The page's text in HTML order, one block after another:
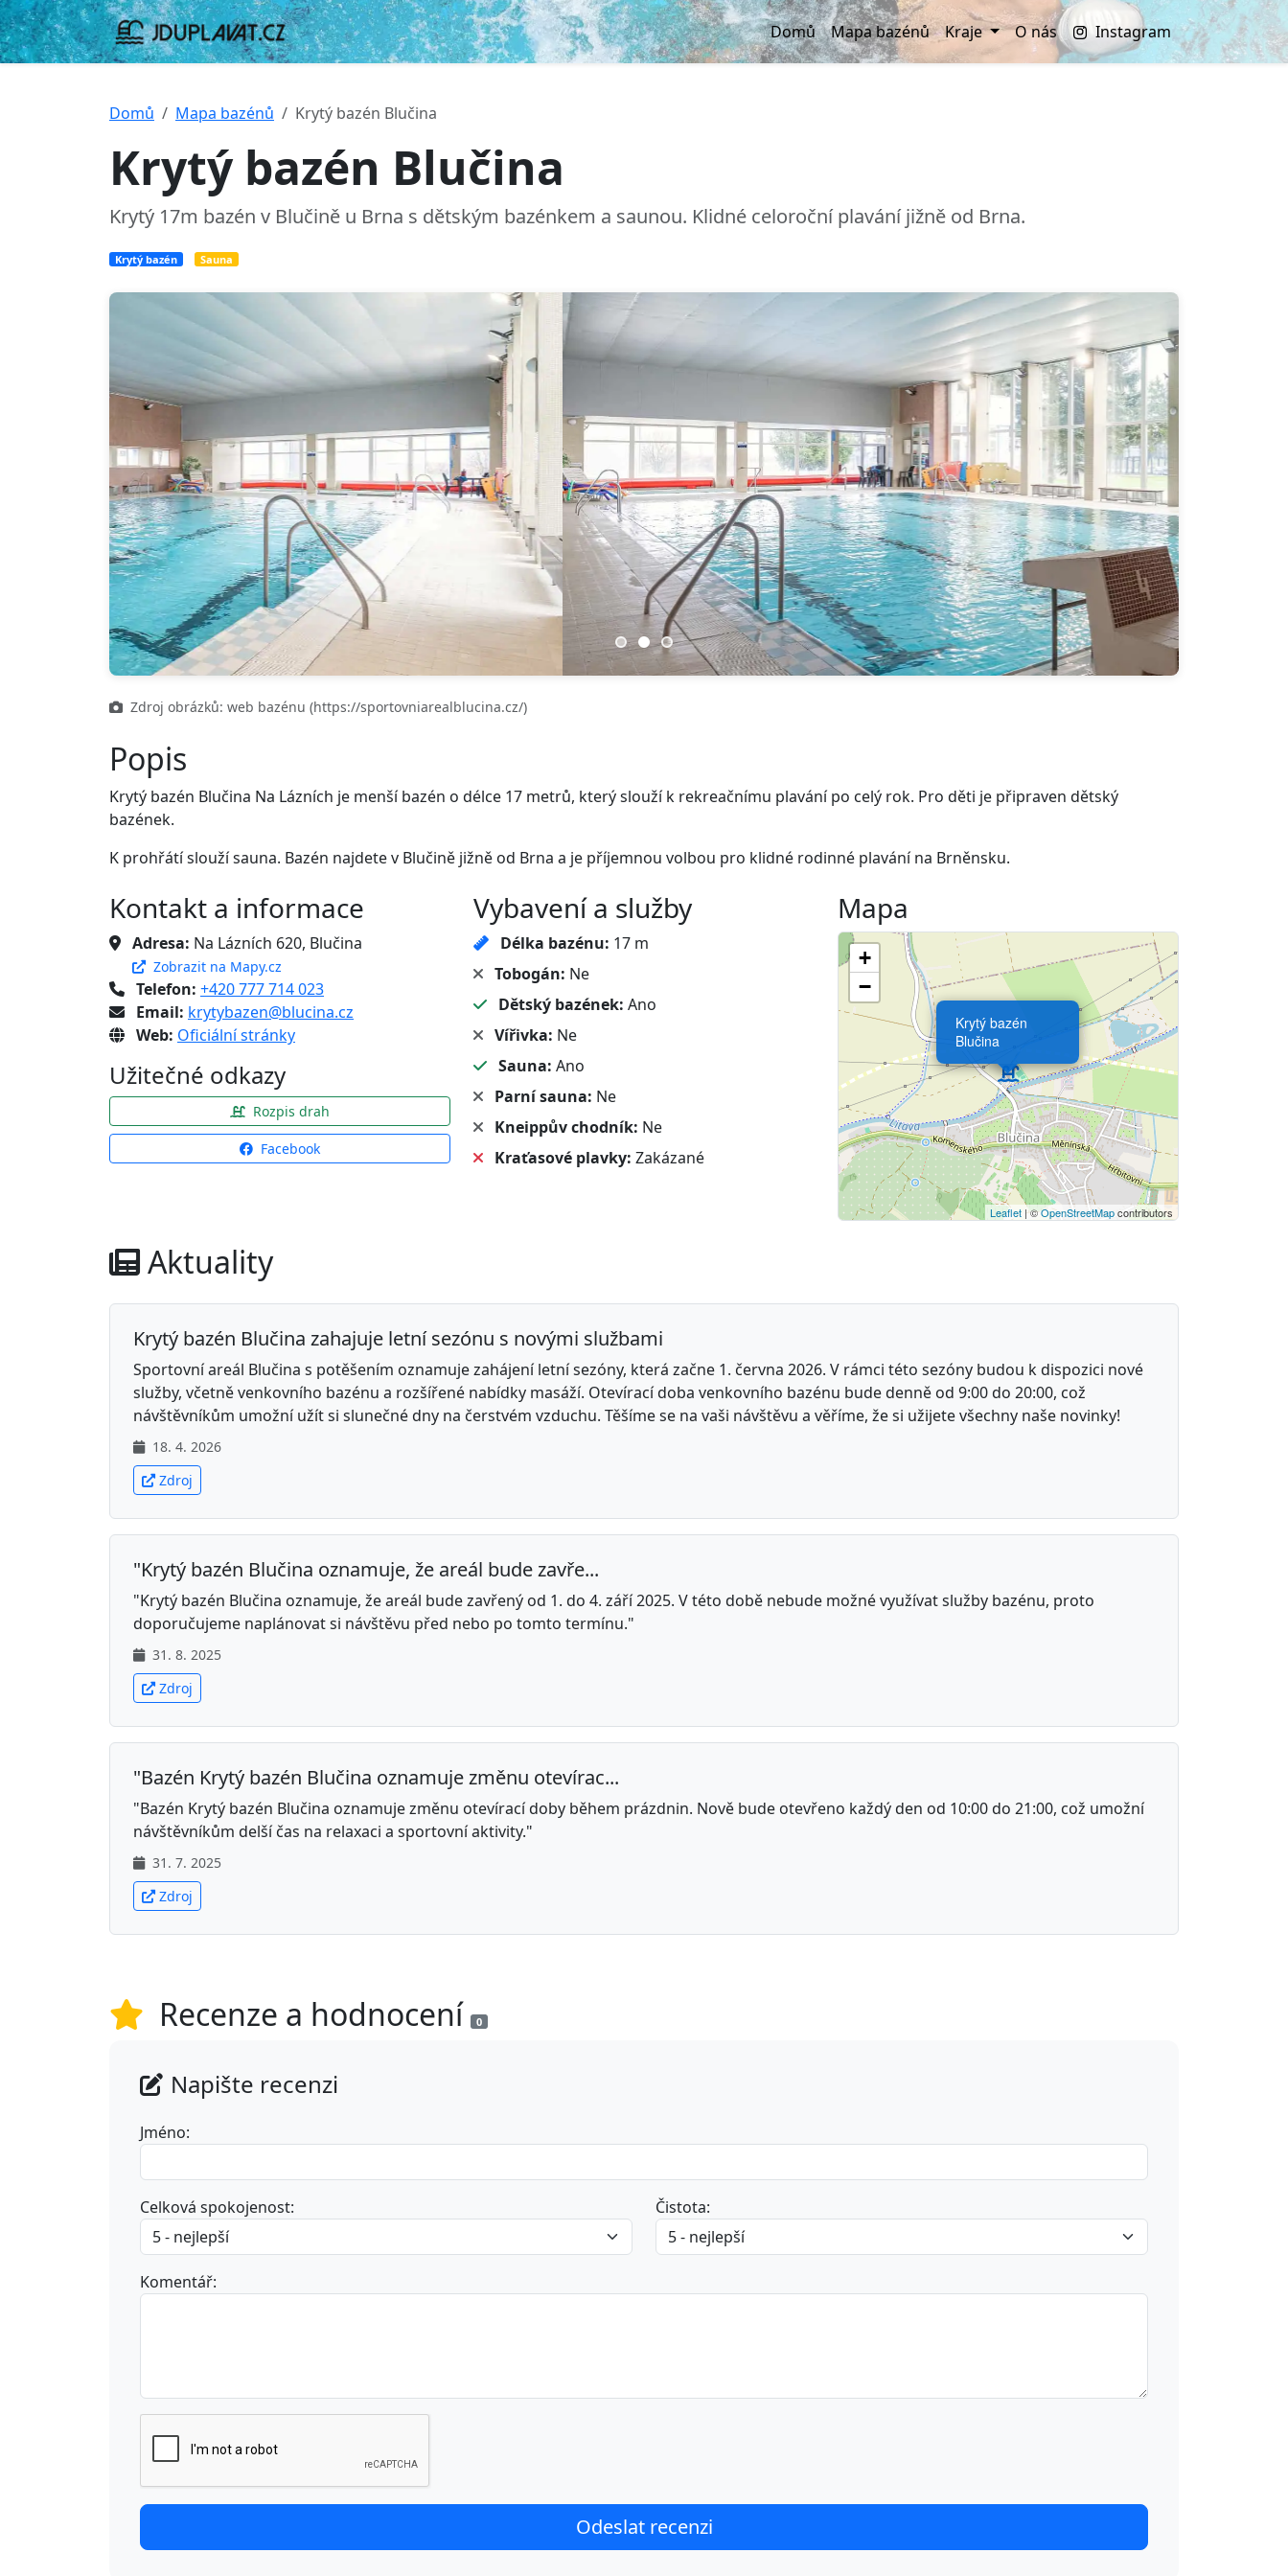
Domů Mapa bazénů Kraje O nás Instagram
Domů Mapa bazénů Krytý bazén Blučina
Krytý bazén Blučina
Krytý 17m bazén v Blučině u Brna s dětským bazénkem a saunou. Klidné celoroční plavání jižně od Brna.
Krytý bazén Sauna
Zdroj obrázků: web bazénu (https://sportovniarealblucina.cz/)
Popis
Krytý bazén Blučina Na Lázních je menší bazén o délce 17 metrů, který slouží k rekreačnímu plavání po celý rok. Pro děti je připraven dětský
bazének.
K prohřátí slouží sauna. Bazén najdete v Blučině jižně od Brna a je příjemnou volbou pro klidné rodinné plavání na Brněnsku.
Kontakt a informace
Adresa: Na Lázních 620, Blučina
Zobrazit na Mapy.cz
Telefon: +420 777 714 023
Email: krytybazen@blucina.cz
Web: Oficiální stránky
Užitečné odkazy
Rozpis drah
Facebook
Vybavení a služby
Délka bazénu: 17 m
Tobogán: Ne
Dětský bazének: Ano
Vířivka: Ne
Sauna: Ano
Parní sauna: Ne
Kneippův chodník: Ne
Kraťasové plavky: Zakázané
Mapa
Krytý bazén
Blučina
+
−
Leaflet | ©OpenStreetMapcontributors
Aktuality
Krytý bazén Blučina zahajuje letní sezónu s novými službami
Sportovní areál Blučina s potěšením oznamuje zahájení letní sezóny, která začne 1. června 2026. V rámci této sezóny budou k dispozici nové
služby, včetně venkovního bazénu a rozšířené nabídky masáží. Otevírací doba venkovního bazénu bude denně od 9:00 do 20:00, což
návštěvníkům umožní užít si slunečné dny na čerstvém vzduchu. Těšíme se na vaši návštěvu a věříme, že si užijete všechny naše novinky!
18. 4. 2026
Zdroj
"Krytý bazén Blučina oznamuje, že areál bude zavře...
"Krytý bazén Blučina oznamuje, že areál bude zavřený od 1. do 4. září 2025. V této době nebude možné využívat služby bazénu, proto
doporučujeme naplánovat si návštěvu před nebo po tomto termínu."
31. 8. 2025
Zdroj
"Bazén Krytý bazén Blučina oznamuje změnu otevírac...
"Bazén Krytý bazén Blučina oznamuje změnu otevírací doby během prázdnin. Nově bude otevřeno každý den od 10:00 do 21:00, což umožní
návštěvníkům delší čas na relaxaci a sportovní aktivity."
31. 7. 2025
Zdroj
Recenze a hodnocení 0
Napište recenzi
Jméno:
Celková spokojenost: Čistota:
Komentář: